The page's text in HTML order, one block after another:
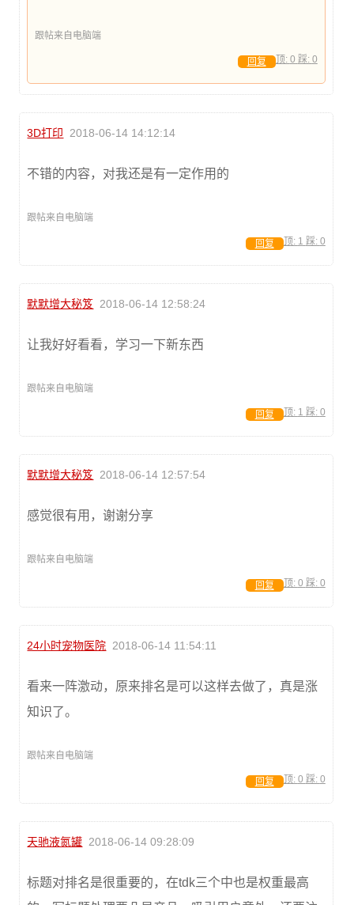
跟帖来自电脑端
顶: 0 踩: 0
回复
3D打印 2018-06-14 14:12:14
不错的内容，对我还是有一定作用的
跟帖来自电脑端
顶: 1 踩: 0
回复
默默增大秘笈 2018-06-14 12:58:24
让我好好看看，学习一下新东西
跟帖来自电脑端
顶: 1 踩: 0
回复
默默增大秘笈 2018-06-14 12:57:54
感觉很有用，谢谢分享
跟帖来自电脑端
顶: 0 踩: 0
回复
24小时宠物医院 2018-06-14 11:54:11
看来一阵激动，原来排名是可以这样去做了，真是涨
知识了。
跟帖来自电脑端
顶: 0 踩: 0
回复
天驰液氮罐 2018-06-14 09:28:09
标题对排名是很重要的，在tdk三个中也是权重最高